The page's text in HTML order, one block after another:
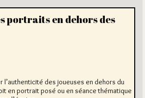
portraits en dehors des
l’authenticité des joueuses en dehors du
en portrait posé ou en séance thématique